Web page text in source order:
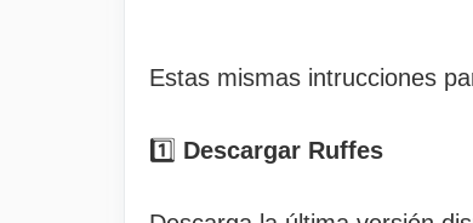
Estas mismas intrucciones
1️⃣ Descargar Ruffes